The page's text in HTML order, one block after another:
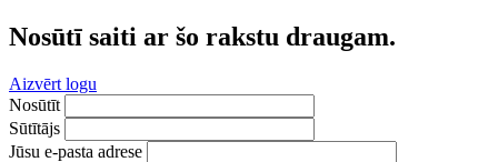
Nosūtī saiti ar šo rakstu draugam.
Aizvērt logu
Nosūtīt
Sūtītājs
Jūsu e-pasta adrese